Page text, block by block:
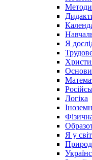
Я
Основи
Логіка
Я у